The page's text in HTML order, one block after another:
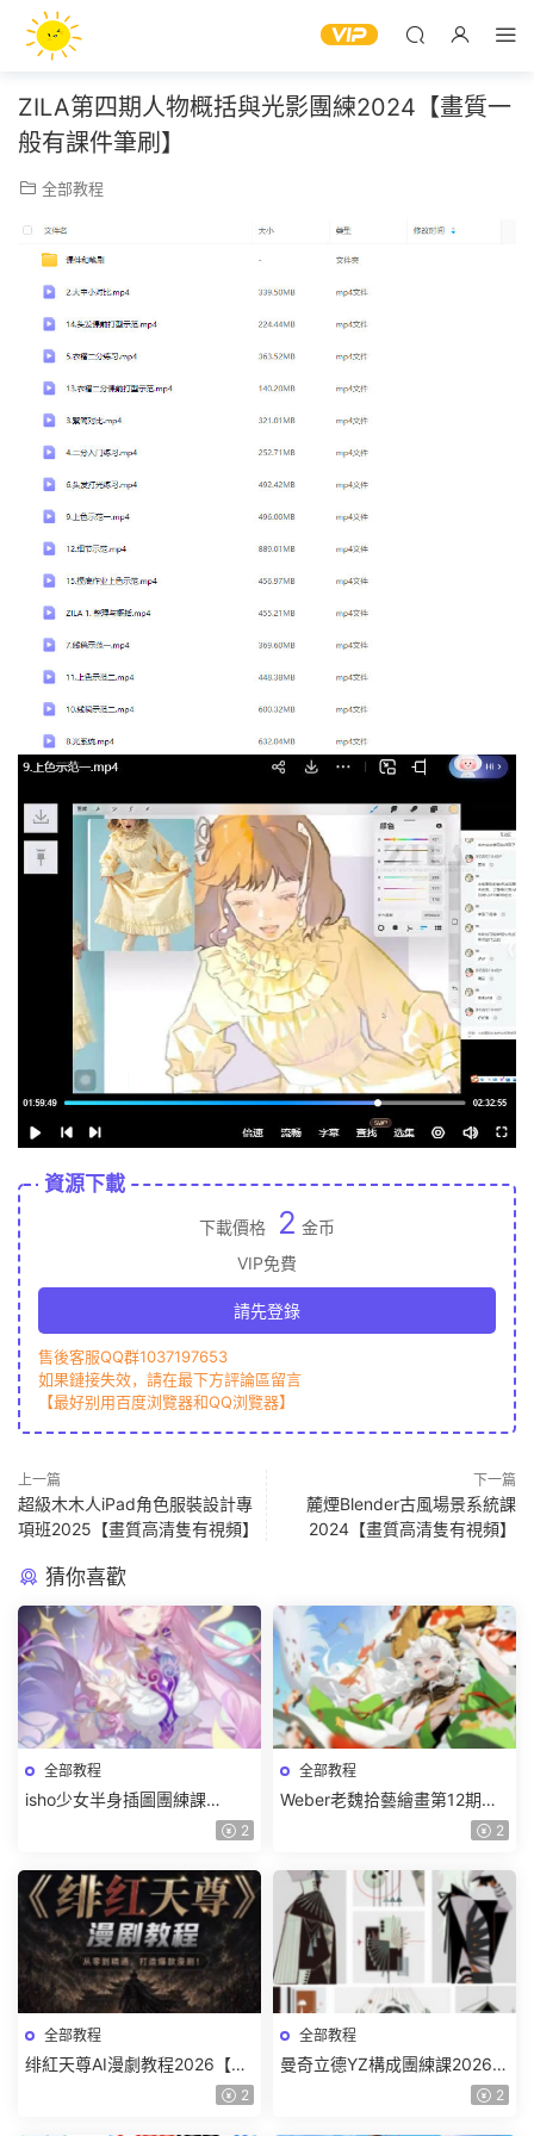
ZILA第四期人物概括與光影團練2024【畫質一
般有課件筆刷】
全部教程
資源下載
下載價格 2 金币
VIP免費
請先登錄
售後客服QQ群1037197653
如果鏈接失效，請在最下方評論區留言
【最好别用百度浏覽器和QQ浏覽器】
上一篇
超級木木人iPad角色服裝設計專
項班2025【畫質高清隻有視頻】
下一篇
麓煙Blender古風場景系統課
2024【畫質高清隻有視頻】
猜你喜歡
全部教程
isho少女半身插圖團練課
2026【畫質高清隻有視頻】 2
全部教程
Weber老魏拾藝繪畫第12期角
色特訓班【畫質不錯隻有視
2
全部教程
绯紅天尊AI漫劇教程2026【畫
2
全部教程
曼奇立德YZ構成團練課2026年
8月已結課【畫質高清有課件】
2